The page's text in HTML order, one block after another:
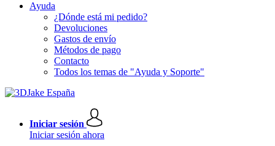
Ayuda
¿Dónde está mi pedido?
Devoluciones
Gastos de envío
Métodos de pago
Contacto
Todos los temas de "Ayuda y Soporte"
Iniciar sesión
Iniciar sesión ahora